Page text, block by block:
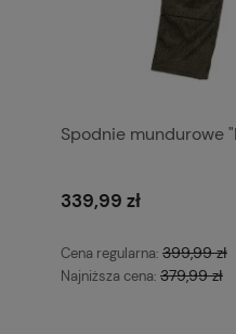
Spodnie mundurowe
339,99 zł
Cena regularna: 399,99 zł
Najniższa cena: 379,99 zł